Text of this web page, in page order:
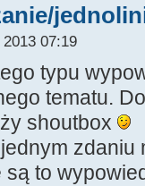
07:19
typu
tematu.
shoutbox
to